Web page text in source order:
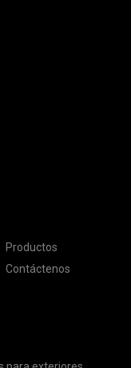
Productos
Contáctenos